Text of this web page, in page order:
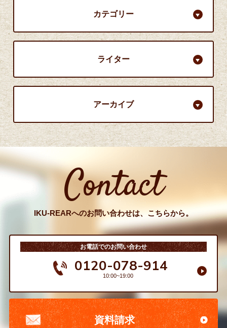
カテゴリー
ライター
アーカイブ
Contact
IKU-REARへのお問い合わせは、こちらから。
お電話でのお問い合わせ
0120-078-914
10:00~19:00
資料請求